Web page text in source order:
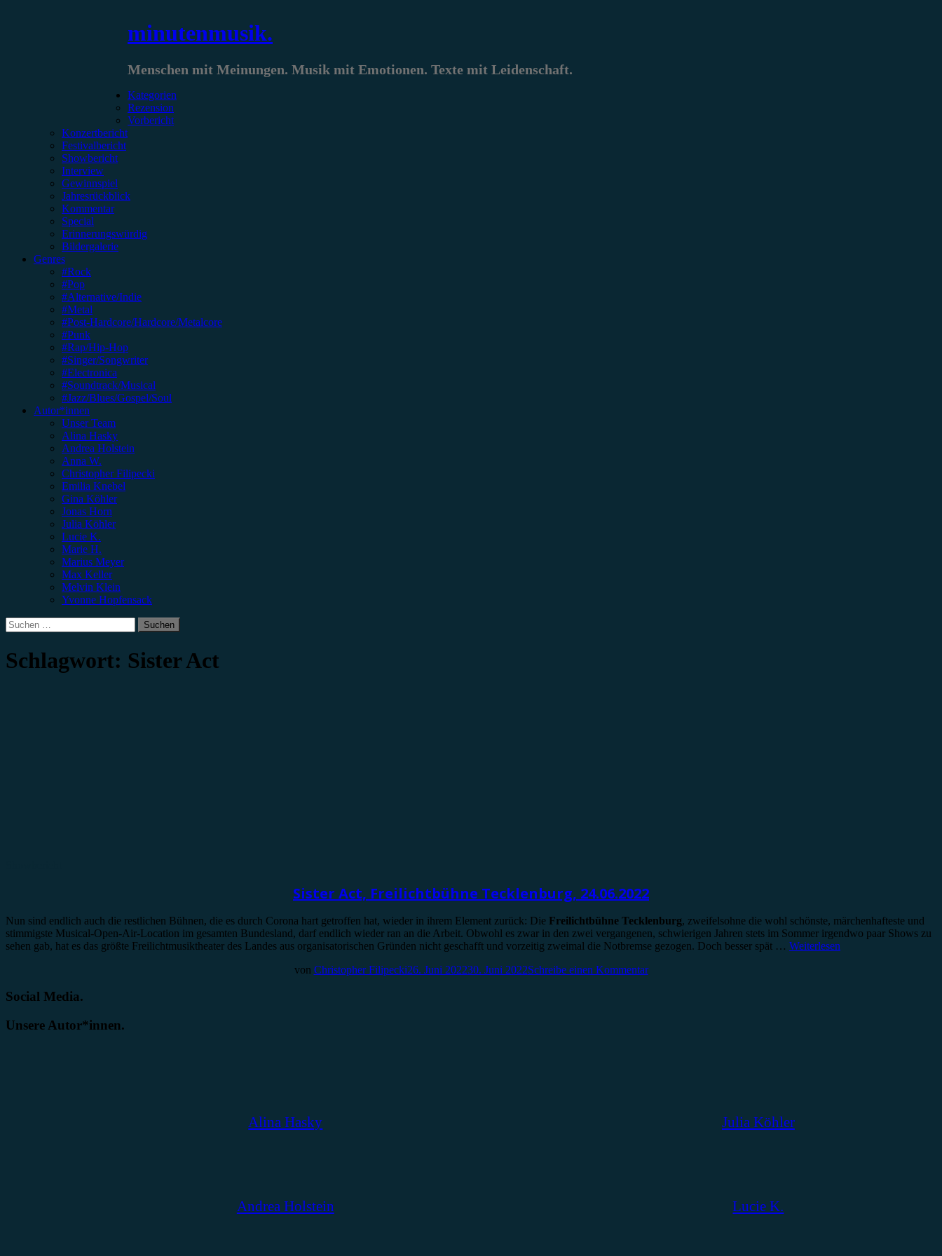
minutenmusik.
Menschen mit Meinungen. Musik mit Emotionen. Texte mit Leidenschaft.
Kategorien
Rezension
Vorbericht
Konzertbericht
Festivalbericht
Showbericht
Interview
Gewinnspiel
Jahresrückblick
Kommentar
Special
Erinnerungswürdig
Bildergalerie
Genres
#Rock
#Pop
#Alternative/Indie
#Metal
#Post-Hardcore/Hardcore/Metalcore
#Punk
#Rap/Hip-Hop
#Singer/Songwriter
#Electronica
#Soundtrack/Musical
#Jazz/Blues/Gospel/Soul
Autor*innen
Unser Team
Alina Hasky
Andrea Holstein
Anna W.
Christopher Filipecki
Emilia Knebel
Gina Köhler
Jonas Horn
Julia Köhler
Lucie K.
Marie H.
Marius Meyer
Max Keller
Melvin Klein
Yvonne Hopfensack
Suchen
nach:
Schlagwort: Sister Act
Sister Act, Freilichtbühne Tecklenburg, 24.06.2022
Nun sind endlich auch die restlichen Bühnen, die es durch Corona hart getroffen hat, wieder in ihrem Element zurück: Die Freilichtbühne Tecklenburg, zweifelsohne die wohl schönste, märchenhafteste und
stimmigste Musical-Open-Air-Location im gesamten Bundesland, darf endlich wieder ran an die Arbeit. Obwohl es zwar in den zwei vergangenen, schwierigen Jahren stets im Sommer irgendwo paar Shows zu
sehen gab, hat es das größte Freilichtmusiktheater des Landes aus organisatorischen Gründen nicht geschafft und vorzeitig zweimal die Notbremse gezogen. Doch besser spät … Weiterlesen
von Christopher Filipecki26. Juni 202230. Juni 2022Schreibe einen Kommentar
Social Media.
Unsere Autor*innen.
Alina Hasky
Andrea Holstein
Julia Köhler
Lucie K.